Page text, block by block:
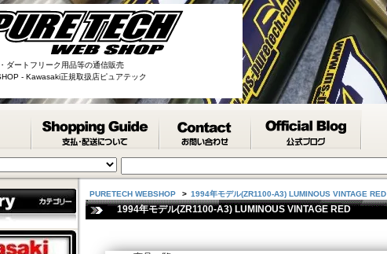
ダートフリーク用品等の通信販売
- Kawasaki正規取扱店ピュアテック
PURETECH WEBSHOP > 1994年モデル(ZR1100-A3) LUMINOUS VINTAGE RED
1994年モデル(ZR1100-A3) LUMINOUS VINTAGE RED